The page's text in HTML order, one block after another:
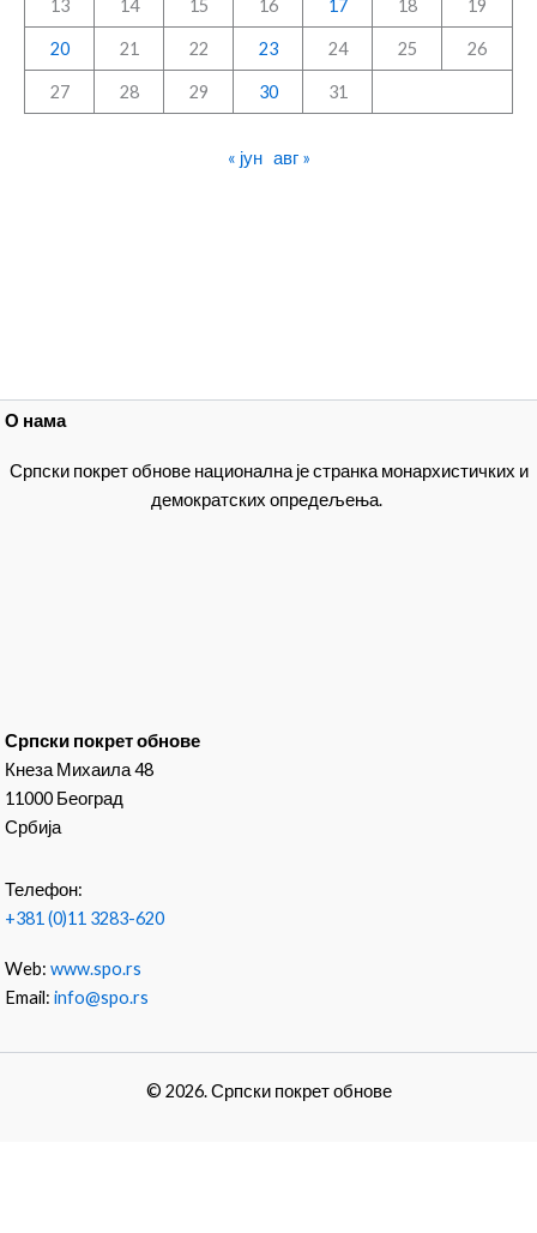
13 14 15 16 17 18 19
20 21 22 23 24 25 26
27 28 29 30 31
« јун авг »
О нама
Српски покрет обнове национална је странка монархистичких и
демократских опредељења.
Српски покрет обнове
Кнеза Михаила 48
11000 Београд
Србија
Телефон:
+381 (0)11 3283-620
Web:www.spo.rs
Email:info@spo.rs
© 2026. Српски покрет обнове